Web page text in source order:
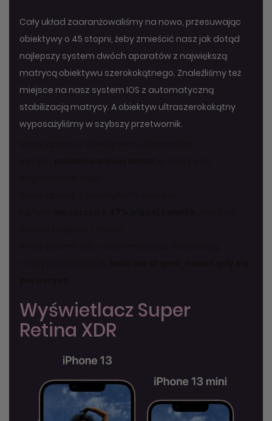
Cały układ zaaranżowaliśmy na nowo, przesuwając
obiektywy o 45 stopni, żeby zmieścić nasz jak dotąd
najlepszy system dwóch aparatów z największą
matrycą obiektywu szerokokątnego. Znaleźliśmy też
miejsce na nasz system IOS z automatyczną
stabilizacją matrycy. A obiektyw ultraszerokokątny
wyposażyliśmy w szybszy przetwornik.
Wyświetlacz Super
Retina XDR